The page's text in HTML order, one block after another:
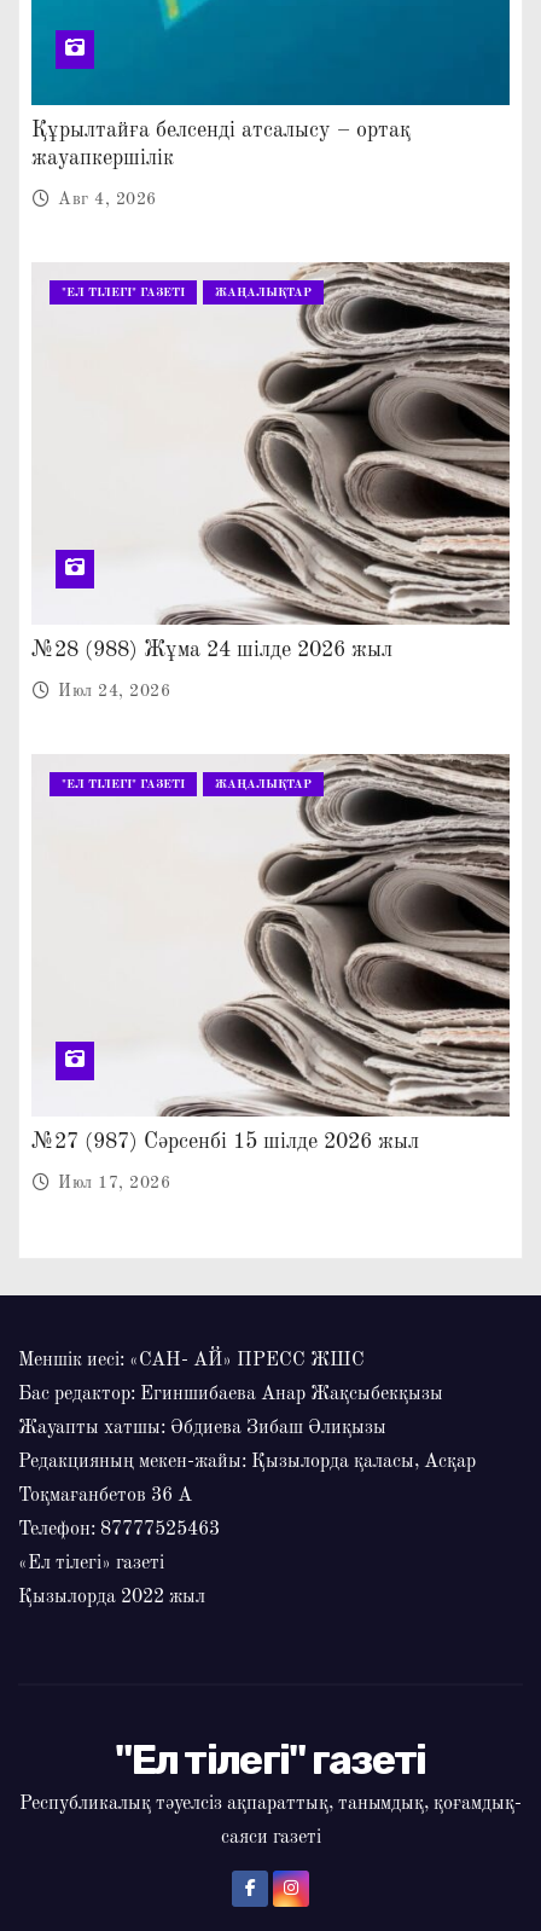
Құрылтайға белсенді атсалысу – ортақ
жауапкершілік
Авг 4, 2026
"ЕЛ ТІЛЕГІ" ГАЗЕТІ ЖАҢАЛЫҚТАР
№28 (988) Жұма 24 шілде 2026 жыл
Июл 24, 2026
"ЕЛ ТІЛЕГІ" ГАЗЕТІ ЖАҢАЛЫҚТАР
№27 (987) Сәрсенбі 15 шілде 2026 жыл
Июл 17, 2026
Меншік иесі: «САН- АЙ» ПРЕСС ЖШС
Бас редактор: Егиншибаева Анар Жақсыбекқызы
Жауапты хатшы: Әбдиева Зибаш Әлиқызы
Редакцияның мекен-жайы: Қызылорда қаласы, Асқар
Тоқмағанбетов 36 А
Телефон: 87777525463
«Ел тілегі» газеті
Қызылорда 2022 жыл
"Ел тілегі" газеті
Республикалық тәуелсіз ақпараттық, танымдық, қоғамдық-
саяси газеті